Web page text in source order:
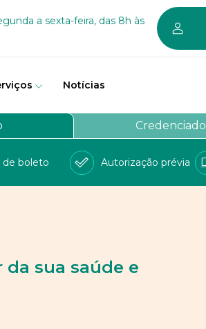
a sexta-feira, das 8h às
Notícias
planos
Credenciado
de boleto Autorização prévia
sua saúde e